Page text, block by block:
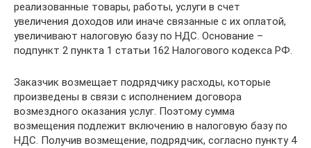
реализованные товары, работы, услуги в счет
увеличения доходов или иначе связанные с их оплатой,
увеличивают налоговую базу по НДС. Основание –
подпункт 2 пункта 1 статьи 162 Налогового кодекса РФ.
Заказчик возмещает подрядчику расходы, которые
произведены в связи с исполнением договора
возмездного оказания услуг. Поэтому сумма
возмещения подлежит включению в налоговую базу по
НДС. Получив возмещение, подрядчик, согласно пункту 4